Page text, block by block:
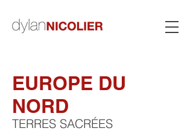
EUROPE DU
NORD
TERRES SACRÉES